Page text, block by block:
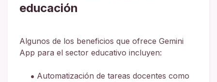
educación
Algunos de los beneficios que ofrece Gemini
App para el sector educativo incluyen:
Automatización de tareas docentes como